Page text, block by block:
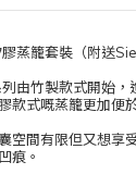
蒸籠套裝（附送
由竹製款式開始
款式嘅蒸籠更加便
空間有限但又想享
痕。